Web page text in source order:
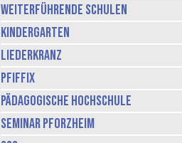
weiterführende Schulen
Kindergarten
Liederkranz
Pfiffix
Pädagogische Hochschule
Seminar Pforzheim